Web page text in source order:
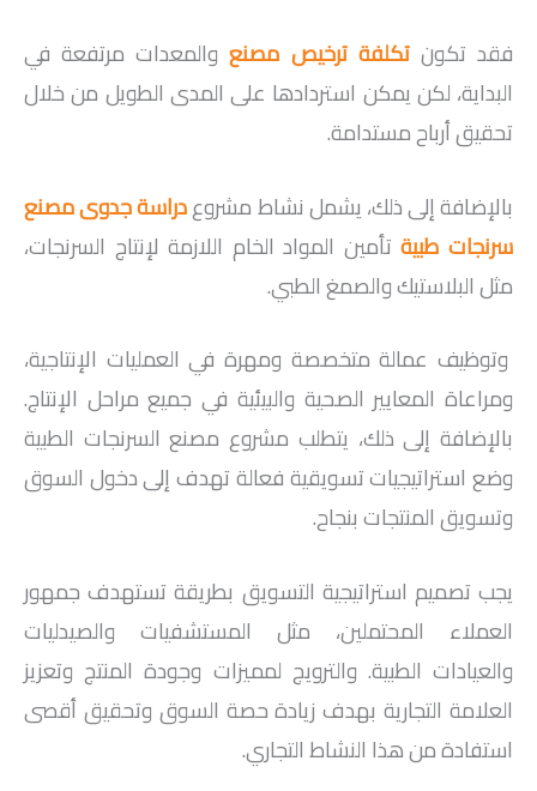
فقد تكون تكلفة ترخيص مصنعوالمعدات مرتفعة في
البداية، لكن يمكن استردادها على المدى الطويل من خلال
تحقيق أرباح مستدامة.
بالإضافة إلى ذلك، يشمل نشاط مشروعدراسة جدوى مصنع
سرنجات طبيةتأمين المواد الخام اللازمة لإنتاج السرنجات،
مثل البلاستيك والصمغ الطبي.
وتوظيف عمالة متخصصة ومهرة في العمليات الإنتاجية،
ومراعاة المعايير الصحية والبيئية في جميع مراحل الإنتاج.
بالإضافة إلى ذلك، يتطلب مشروع مصنع السرنجات الطبية
وضع استراتيجيات تسويقية فعالة تهدف إلى دخول السوق
وتسويق المنتجات بنجاح.
يجب تصميم استراتيجية التسويق بطريقة تستهدف جمهور
العملاء المحتملين، مثل المستشفيات والصيدليات
والعيادات الطبية. والترويج لمميزات وجودة المنتج وتعزيز
العلامة التجارية بهدف زيادة حصة السوق وتحقيق أقصى
استفادة من هذا النشاط التجاري.